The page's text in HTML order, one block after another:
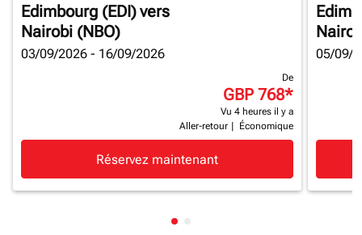
Edimbourg (EDI)vers
Nairobi (NBO)
03/09/2026 - 16/09/2026
De
GBP 768*
Vu 4 heures il y a
Aller-retour
Économique
Réservez maintenant
05/09/
Affichage de cmp-pagination-